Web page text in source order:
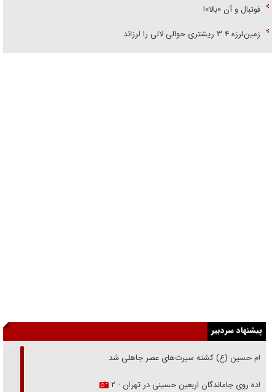
فوتبال و آن «بالا»!
زمین‌لرزه ۳.۴ ریشتری حوالی لالی را لرزاند
پیشنهاد سردبیر
امام حسین (ع) کشته سیرت‌های عصر جاهلی شد
پیاده روی جاماندگان اربعین حسینی در تهران - ۲